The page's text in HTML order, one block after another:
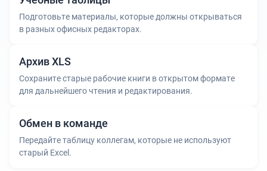
Подготовьте материалы, которые должны открываться
в разных офисных редакторах.
Архив XLS
Сохраните старые рабочие книги в открытом формате
для дальнейшего чтения и редактирования.
Обмен в команде
Передайте таблицу коллегам, которые не используют
старый Excel.